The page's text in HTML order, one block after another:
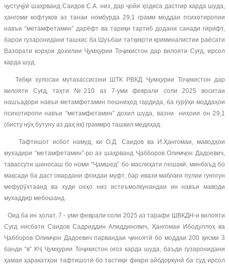
ҷустуҷӯӣ шаҳрванд Саидов С.А. низ, дар ҷойи ҳодиса дастгир карда шуда,
ҳангоми кофтуков аз танаи номбурда 29,1 грамм моддаи психотиропии
навъи “метамфетамин” дарёфт ва тариқи тартиб додани санади гирифт,
барои гузаронидани ташхис ба Шуъбаи татқиқоти криминалистии раёсати
Вазорати корҳои дохилии Ҷумҳурии Тоҷикистон дар вилояти Суғд, ирсол
карда шуд.
Тибқи хулосаи мутахассисони ШТК РВКД Ҷумҳурии Тоҷикистон дар
вилояти Суғд, таҳти №210 аз 7-уми феврали соли 2025 воситаи
нашъадори навъи метамфетамин пешниҳод гардида, ба гурӯҳи моддаҳои
психотиропи навъи “метамфетамин” дохил шуда, вазни ниҳоии он 29,1
(бисту нӯҳ бутуну аз даҳ як) граммро ташкил медиҳад.
Тафтишот исбот намуд, ки О.Д. Саидов ва И.Ҳангомаи, маводҳои
мухадири “метамфетамин”-ро аз шаҳрванд Ҷабборов Олимҷон Дадоевич,
тавассути шиносаш бо номи “Ҷамшед” бо маслиҳати пешакӣ, минбаъд бо
мақсади ба даст овардани фоидаи муфт, бар ивази маблағи пулии гуногун
мефурӯхтаанд ва худи онҳо низ истеъмолкунандаи ин навъи маводи
мухаддир мебошанд.
Оид ба ин ҳолат, 7 - уми феврали соли 2025 аз тарафи ШВКДН-и вилояти
Суғд нисбати Саидов Садриддин Алиддинович, Ҳангомаи Ибодуллоҳ ва
Ҷабборов Олимҷон Дадоевич парвандаи ҷиноятӣ бо моддаи 200 қисми 3
банди “в” КҶ Ҷумҳурии Тоҷикистон оғоз карда шуда, баъди гузаронидани
ҳамаи ҳаракатҳои тафтишотӣ бо тастиқи фикри айбдоркунӣ ба суд ирсол